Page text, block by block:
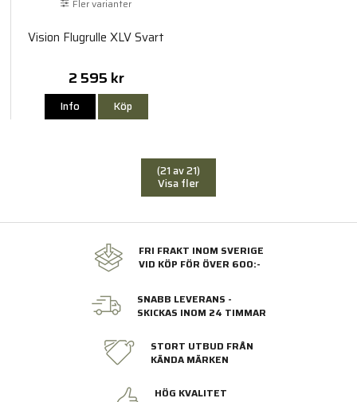
Fler varianter
Vision Flugrulle XLV Svart
2 595 kr
Info Köp
(21 av 21)
Visa fler
FRI FRAKT INOM SVERIGE
VID KÖP FÖR ÖVER 600:-
SNABB LEVERANS -
SKICKAS INOM 24 TIMMAR
STORT UTBUD FRÅN
KÄNDA MÄRKEN
HÖG KVALITET